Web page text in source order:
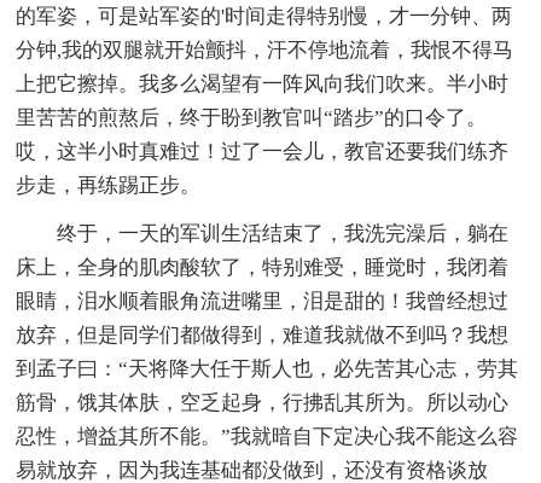
的军姿，可是站军姿的'时间走得特别慢，才一分钟、两
分钟,我的双腿就开始颤抖，汗不停地流着，我恨不得马
上把它擦掉。我多么渴望有一阵风向我们吹来。半小时
里苦苦的煎熬后，终于盼到教官叫“踏步”的口令了。
哎，这半小时真难过！过了一会儿，教官还要我们练齐
步走，再练踢正步。
终于，一天的军训生活结束了，我洗完澡后，躺在
床上，全身的肌肉酸软了，特别难受，睡觉时，我闭着
眼睛，泪水顺着眼角流进嘴里，泪是甜的！我曾经想过
放弃，但是同学们都做得到，难道我就做不到吗？我想
到孟子曰：“天将降大任于斯人也，必先苦其心志，劳其
筋骨，饿其体肤，空乏起身，行拂乱其所为。所以动心
忍性，增益其所不能。”我就暗自下定决心我不能这么容
易就放弃，因为我连基础都没做到，还没有资格谈放